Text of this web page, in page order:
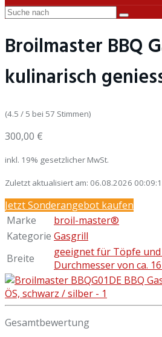
Broilmaster BBQ
kulinarisch
(4.5 / 5 bei 57 Stimmen)
300,00 €
inkl. 19% gesetzlicher MwSt.
Zuletzt aktualisiert am: 06.08.2026
Jetzt Sonderangebot kaufen
Marke
broil-master®
Kategorie Gasgrill
Breite
geeignet für Töpfe
Durchmesser von ca.
Gesamtbewertung